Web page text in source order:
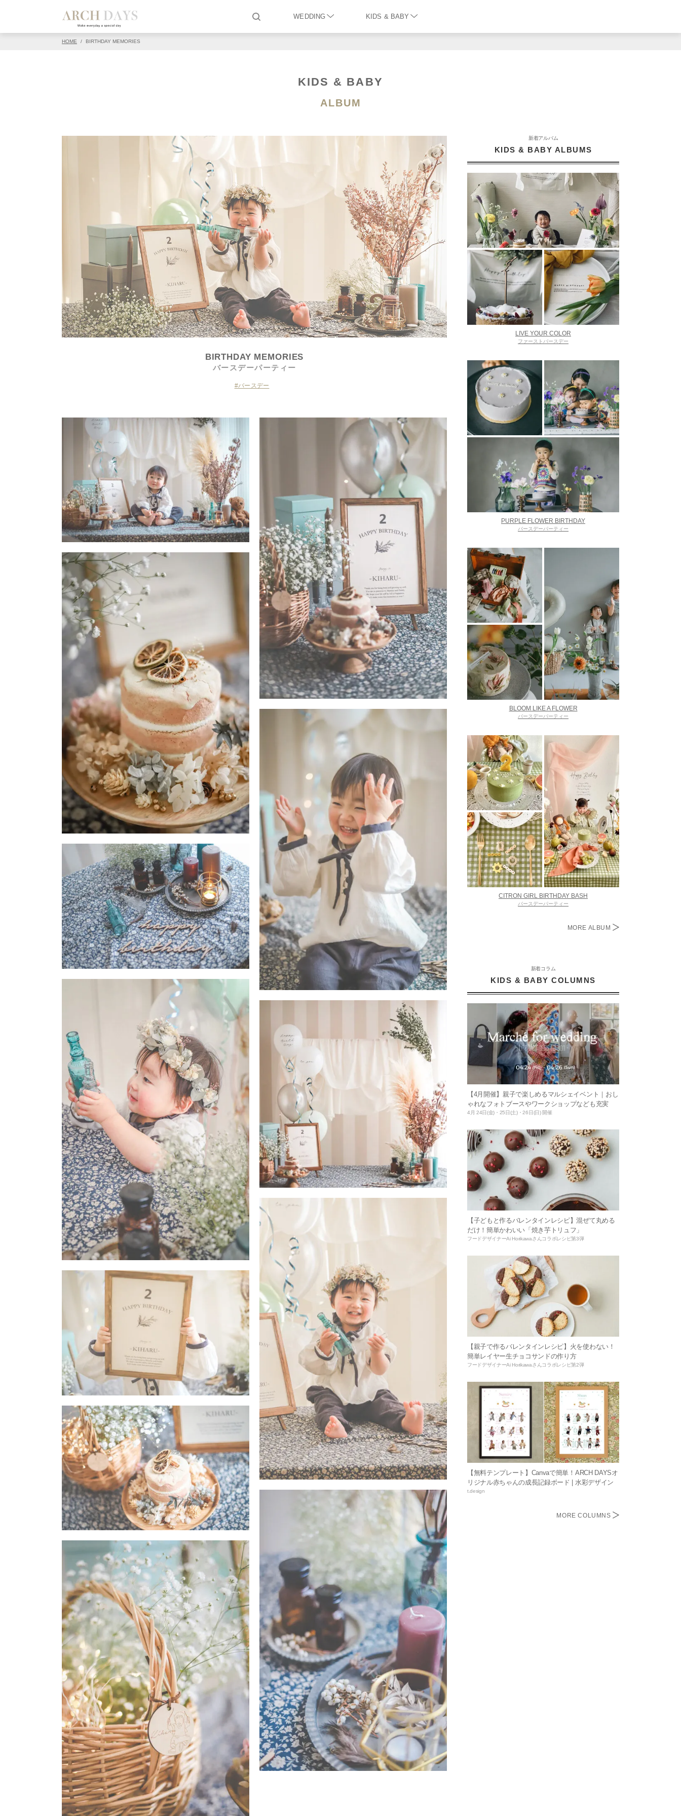
WEDDING KIDS & BABY
HOME / BIRTHDAY MEMORIES
KIDS & BABY
ALBUM
BIRTHDAY MEMORIES
バースデーパーティー
バースデー
新着アルバム
KIDS & BABY ALBUMS
LIVE YOUR COLOR
ファーストバースデー
PURPLE FLOWER BIRTHDAY
バースデーパーティー
BLOOM LIKE A FLOWER
バースデーパーティー
CITRON GIRL BIRTHDAY BASH
バースデーパーティー
MORE ALBUM
新着コラム
KIDS & BABY COLUMNS
【4月開催】親子で楽しめるマルシェイベント｜おし
ゃれなフォトブースやワークショップなども充実
4月 24日(金)・25日(土)・26日(日) 開催
【子どもと作るバレンタインレシピ】混ぜて丸める
だけ！簡単かわいい「焼き芋トリュフ」
フードデザイナーAi Horikawaさんコラボレシピ第3弾
【親子で作るバレンタインレシピ】火を使わない！
簡単レイヤー生チョコサンドの作り方
フードデザイナーAi Horikawaさんコラボレシピ第2弾
【無料テンプレート】Canvaで簡単！ARCH DAYSオ
リジナル赤ちゃんの成長記録ボード | 水彩デザイン
t.design
MORE COLUMNS